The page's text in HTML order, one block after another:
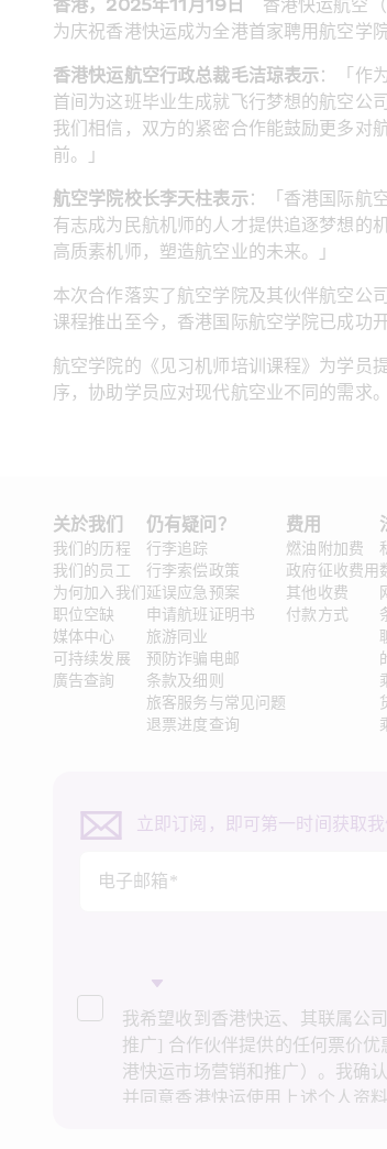
香港，2025年11月19日
香港快运航空（
为庆祝香港快运成为全港首家聘用航空学
香港快运航空行政总裁毛洁琼表示：「作
首间为这班毕业生成就飞行梦想的航空公
我们相信，双方的紧密合作能鼓励更多对
前。」
航空学院校长李天柱表示：「香港国际航
有志成为民航机师的人才提供追逐梦想的
高质素机师，塑造航空业的未来。」
本次合作落实了航空学院及其伙伴航空
课程推出至今，香港国际航空学院已成功
航空学院的《见习机师培训课程》为学员
序，协助学员应对现代航空业不同的需求
关於我们
我们的历程
我们的员工
为何加入我们
职位空缺
媒体中心
可持续发展
廣告查詢
仍有疑问？
行李追踪
行李索偿政策
延误应急预案
申请航班证明书
旅游同业
预防诈骗电邮
条款及细则
旅客服务与常见问题
退票进度查询
费用
燃油附加费
政府征收费用
其他收费
付款方式
立即订阅，即可第一时间获取
电子邮箱*
我希望收到香港快运、其联属公
推广] 合作伙伴提供的任何票价
港快运市场营销和推广）。我确
并同意香港快运使用上述个人资